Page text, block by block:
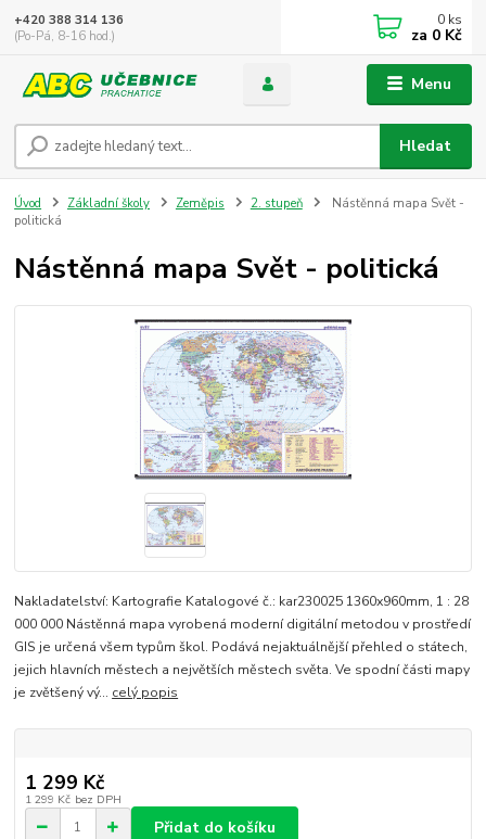
Menu
Hledat
+420 388 314 136
(Po-Pá, 8-16 hod.)
0 ks
za 0 Kč
Úvod Základní školy Zeměpis 2. stupeň
Nástěnná mapa Svět -
politická
Nástěnná mapa Svět - politická
Nakladatelství: Kartografie Katalogové č.: kar230025 1360x960mm, 1 : 28
000 000 Nástěnná mapa vyrobená moderní digitální metodou v prostředí
GIS je určená všem typům škol. Podává nejaktuálnější přehled o státech,
jejich hlavních městech a největších městech světa. Ve spodní části mapy
je zvětšený vý... celý popis
1 299 Kč
1 299 Kč bez DPH
Přidat do košíku